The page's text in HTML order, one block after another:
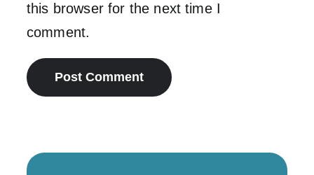
this browser for the next time I
comment.